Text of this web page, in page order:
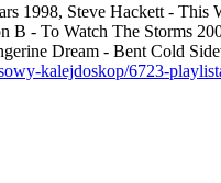
1998, Steve Hackett -
- To Watch The Storms
Dream - Bent Cold
kalejdoskop/6723-